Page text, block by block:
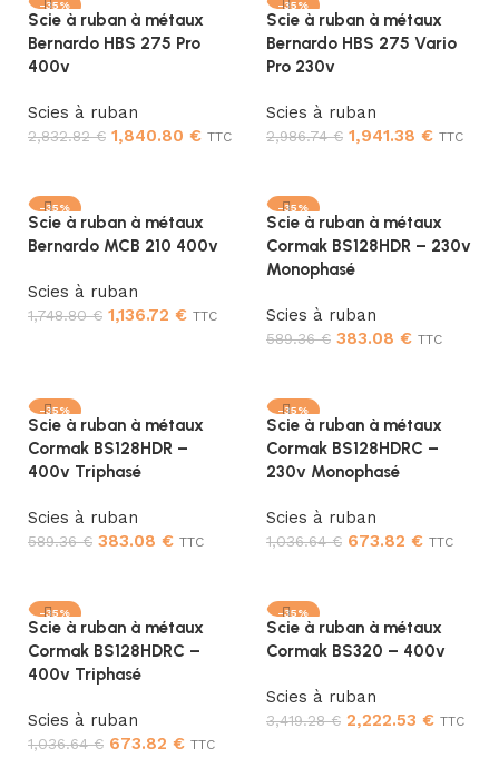
-35%
Scie à ruban à métaux
Bernardo HBS 275 Pro
400v
Scies à ruban
2,832.82€ 1,840.80 € TTC
-35%
Scie à ruban à métaux
Bernardo HBS 275 Vario
Pro 230v
Scies à ruban
2,986.74€ 1,941.38 € TTC
-35%
Scie à ruban à métaux
Bernardo MCB 210 400v
Scies à ruban
1,748.80€ 1,136.72 € TTC
-35%
Scie à ruban à métaux
Cormak BS128HDR – 230v
Monophasé
Scies à ruban
589.36€ 383.08 € TTC
-35%
Scie à ruban à métaux
Cormak BS128HDR –
400v Triphasé
Scies à ruban
589.36€ 383.08 € TTC
-35%
Scie à ruban à métaux
Cormak BS128HDRC –
230v Monophasé
Scies à ruban
1,036.64€ 673.82 € TTC
-35%
Scie à ruban à métaux
Cormak BS128HDRC –
400v Triphasé
Scies à ruban
1,036.64€ 673.82 € TTC
-35%
Scie à ruban à métaux
Cormak BS320 – 400v
Scies à ruban
3,419.28€ 2,222.53 € TTC